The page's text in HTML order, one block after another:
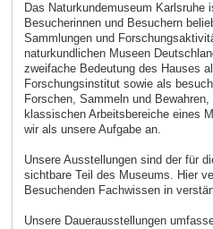
Das Naturkundemuseum Karlsruhe
Besucherinnen und Besuchern
Sammlungen und
naturkundlichen Museen
zweifache Bedeutung des Hauses
Forschungsinstitut sowie als
Forschen, Sammeln und
klassischen Arbeitsbereiche eines
wir als unsere Aufgabe an.
Unsere Ausstellungen sind der für
sichtbare Teil des Museums. Hier
Besuchenden Fachwissen in
Unsere Dauerausstellungen